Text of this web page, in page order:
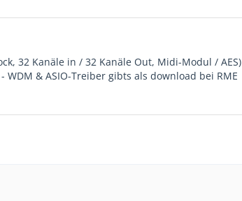
32 Kanäle in / 32 Kanäle Out, Midi-Modul / AES)
& ASIO-Treiber gibts als download bei RME